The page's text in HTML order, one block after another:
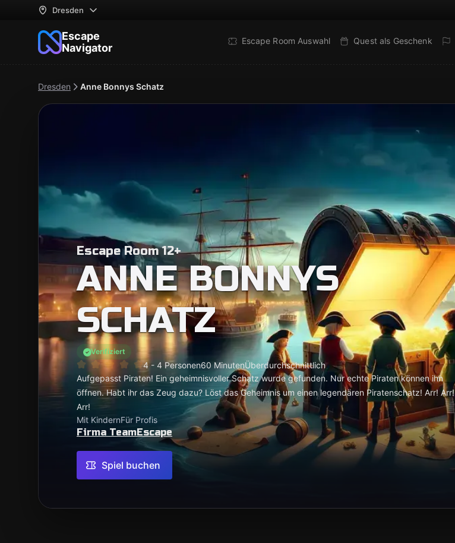
Dresden
Escape
Navigator
Escape Room Auswahl Quest als Geschenk
Dresden Anne Bonnys Schatz
Escape Room 12+
ANNE BONNYS
SCHATZ
Verifiziert
4 - 4 Personen60 MinutenÜberdurchschnittlich
Aufgepasst Piraten! Ein geheimnisvoller Schatz wurde gefunden. Nur echte Piraten können ihn
öffnen. Habt ihr das Zeug dazu? Löst das Geheimnis um einen legendären Piratenschatz! Arr! Arr!
Arr!
Mit KindernFür Profis
Firma TeamEscape
Spiel buchen